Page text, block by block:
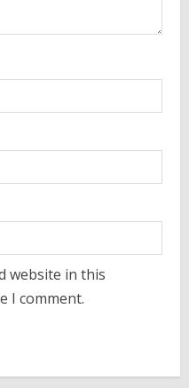
website in this
I comment.